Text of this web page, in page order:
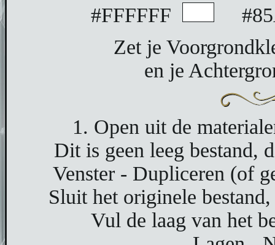
#FFFFFF
Zet je
en je
1. Open uit de
Dit is geen leeg bestand,
Venster - Dupliceren (of
Sluit het originele
Vul de laag van het